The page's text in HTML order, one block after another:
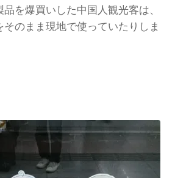
を爆買いした中国人観光客は、
のまま現地で使っていたりしま